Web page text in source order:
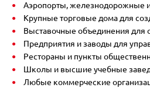
Аэропорты, железнодорожные и
Крупные торговые дома для
Выставочные объединения для
Предприятия и заводы для
Рестораны и пункты
Школы и высшие учебные
Любые коммерческие